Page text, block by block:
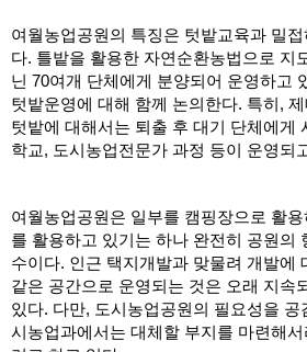
여월농업공원의 특징은 텃밭교육과 밀접
다. 틀밭을 활용한 자연순환농법으로 지
닌 70여개 단체에게 분양되어 운영하고
텃밭운영에 대해 함께 논의한다. 특히,
텃밭에 대해서는 퇴출 후 대기 단체에게
학교, 도시농업전문가 과정 등이 운영되
여월농업공원은 일부를 캠핑장으로 활용
를 활용하고 있기는 하나 완전히 공원의
수이다. 인근 택지개발과 맞물려 개발에
같은 공간으로 운영되는 것은 오래 지속
있다. 다만, 도시농업공원의 필요성을 공
시농업과에서는 대체할 부지를 마련해